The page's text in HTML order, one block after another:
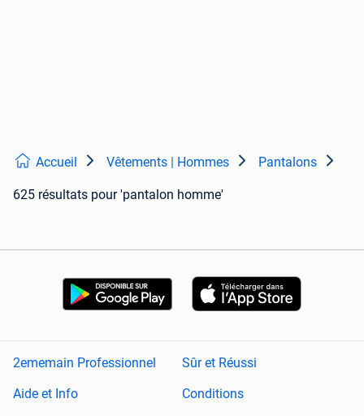
Accueil Vêtements | Hommes Pantalons
625 résultats pour 'pantalon homme'
2ememain Professionnel
Sûr et Réussi
Aide et Info
Conditions